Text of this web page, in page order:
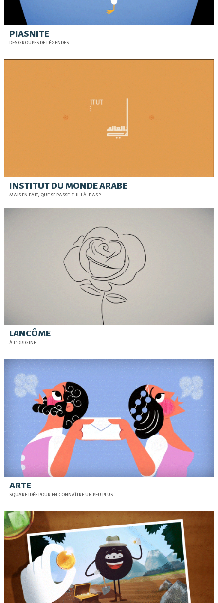
PIASNITE
DES GROUPES DE LÉGENDES.
INSTITUT DU MONDE ARABE
MAIS EN FAIT,QUE SE PASSE-T-IL LÀ-BAS?
LANCÔME
À L’ORIGINE.
ARTE
SQUARE IDÉE POUR EN CONNAÎTRE UN PEU PLUS.